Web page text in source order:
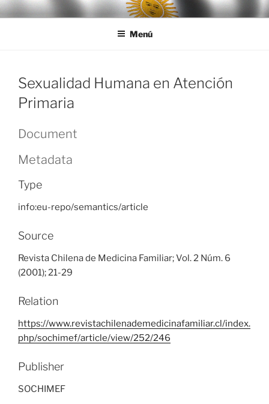
Ir
al
LEGISALUD
Menú
Sexualidad Humana en Atención
Primaria
Document
Metadata
Type
info:eu-repo/semantics/article
Source
Revista Chilena de Medicina Familiar; Vol. 2 Núm. 6
(2001); 21-29
Relation
https://www.revistachilenademedicinafamiliar.cl/index.
php/sochimef/article/view/252/246
Publisher
SOCHIMEF